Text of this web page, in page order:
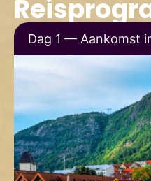
Dag 1 — Aankomst